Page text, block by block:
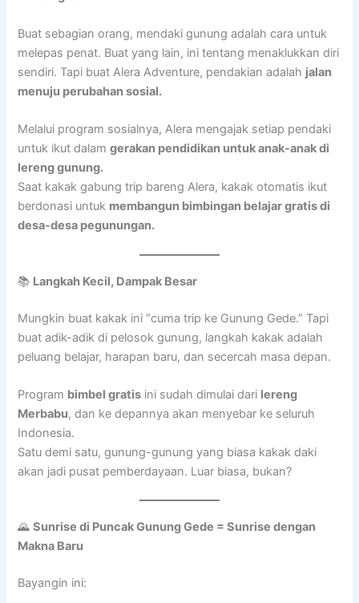
Buat sebagian orang, mendaki gunung adalah cara untuk
melepas penat. Buat yang lain, ini tentang menaklukkan diri
sendiri. Tapi buat Alera Adventure, pendakian adalah jalan
menuju perubahan sosial.
Melalui program sosialnya, Alera mengajak setiap pendaki
untuk ikut dalamgerakan pendidikan untuk anak-anak di
lereng gunung.
Saat kakak gabung trip bareng Alera, kakak otomatis ikut
berdonasi untuk membangun bimbingan belajar gratis di
desa-desa pegunungan.
📚 Langkah Kecil, Dampak Besar
Mungkin buat kakak ini “cuma trip ke Gunung Gede.” Tapi
buat adik-adik di pelosok gunung, langkah kakak adalah
peluang belajar, harapan baru, dan secercah masa depan.
Program bimbel gratis ini sudah dimulai dari lereng
Merbabu, dan ke depannya akan menyebar ke seluruh
Indonesia.
Satu demi satu, gunung-gunung yang biasa kakak daki
akan jadi pusat pemberdayaan. Luar biasa, bukan?
🌄Sunrise di Puncak Gunung Gede = Sunrise dengan
Makna Baru
Bayangin ini: